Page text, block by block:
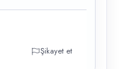
Şikayet et